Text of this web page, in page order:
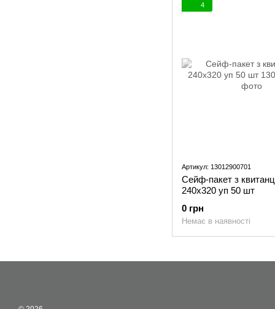
4
Артикул: 13012900701
Сейф-пакет з
240x320 уп 50 шт
0 грн
Немає в наявності